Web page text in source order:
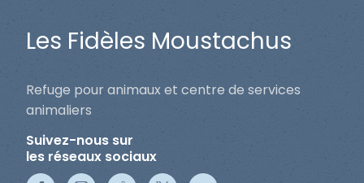
Les Fidèles Moustachus
Refuge pour animaux et centre de services
animaliers
Suivez-nous sur
les réseaux sociaux